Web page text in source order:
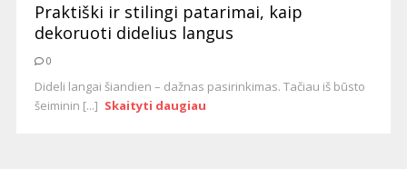
Praktiški ir stilingi patarimai, kaip
dekoruoti didelius langus
0
Dideli langai šiandien – dažnas pasirinkimas. Tačiau iš būsto
šeiminin [...] Skaityti daugiau